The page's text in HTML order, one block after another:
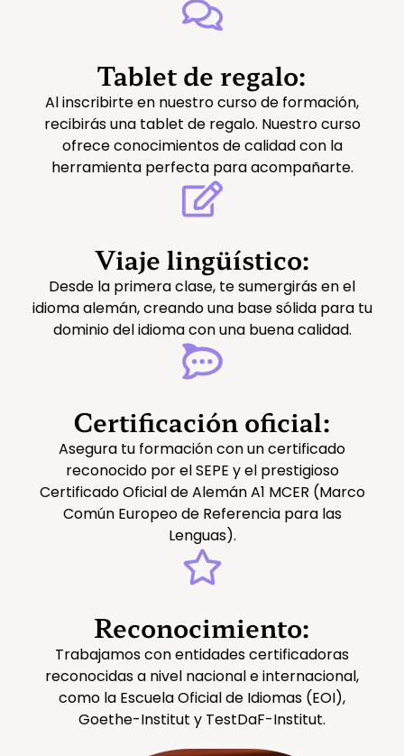
Tablet de regalo:
Al inscribirte en nuestro curso de formación,
recibirás una tablet de regalo. Nuestro curso
ofrece conocimientos de calidad con la
herramienta perfecta para acompañarte.
Viaje lingüístico:
Desde la primera clase, te sumergirás en el
idioma alemán, creando una base sólida para tu
dominio del idioma con una buena calidad.
Certificación oficial:
Asegura tu formación con un certificado
reconocido por el SEPE y el prestigioso
Certificado Oficial de Alemán A1 MCER (Marco
Común Europeo de Referencia para las
Lenguas).
Reconocimiento:
Trabajamos con entidades certificadoras
reconocidas a nivel nacional e internacional,
como la Escuela Oficial de Idiomas (EOI),
Goethe-Institut y TestDaF-Institut.